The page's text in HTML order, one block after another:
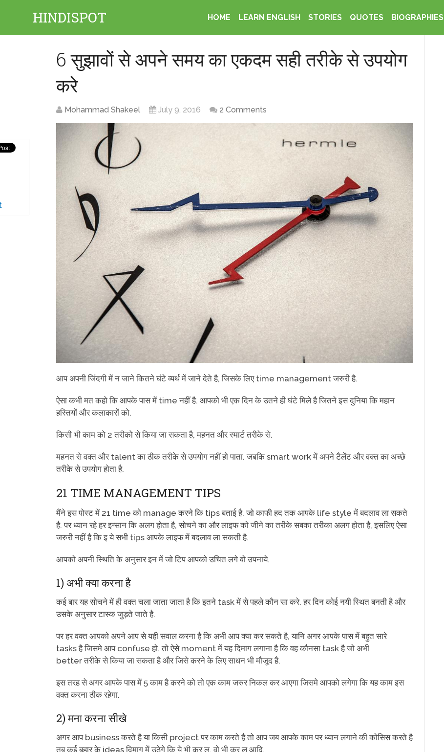
HINDISPOT HOME LEARN ENGLISH STORIES QUOTES BIOGRAPHIES
6 सुझावों से अपने समय का एकदम सही तरीके से उपयोग
करे
Mohammad Shakeel July 9, 2016 2 Comments
आप अपनी जिंदगी में न जाने कितने घंटे व्यर्थ में जाने देते है, जिसके लिए time management जरुरी है.
ऐसा कभी मत कहो कि आपके पास में time नहीं है. आपको भी एक दिन के उतने ही घंटे मिले है जितने इस दुनिया कि महान
हस्तियों और कलाकारों को.
किसी भी काम को 2 तरीको से किया जा सकता है, महनत और स्मार्ट तरीके से.
महनत से वक्त और talent का ठीक तरीके से उपयोग नहीं हो पाता. जबकि smart work में अपने टैलेंट और वक्त का अच्छे
तरीके से उपयोग होता है.
21 TIME MANAGEMENT TIPS
मैंने इस पोस्ट में 21 time को manage करने कि tips बताई है. जो काफी हद तक आपके life style में बदलाव ला सकते
है. पर ध्यान रहे हर इन्सान कि अलग होता है, सोचने का और लाइफ को जीने का तरीके सबका तरीका अलग होता है, इसलिए ऐसा
जरुरी नहीं है कि इ ये सभी tips आपके लाइफ में बदलाव ला सकती है.
आपको अपनी स्थिति के अनुसार इन में जो टिप आपको उचित लगे वो उपनाये.
1) अभी क्या करना है
कई बार यह सोचने में ही वक्त चला जाता जाता है कि इतने task में से पहले कौन सा करे. हर दिन कोई नयी स्थित बनती है और
उसके अनुसार टास्क जुड़ते जाते है.
पर हर वक्त आपको अपने आप से यही सवाल करना है कि अभी आप क्या कर सकते है, यानि अगर आपके पास में बहुत सारे
tasks है जिसमे आप confuse हो. तो ऐसे moment में यह दिमाग लगाना है कि वह कौनसा task है जो अभी
better तरीके से किया जा सकता है और जिसे करने के लिए साधन भी मौजूद है.
इस तरह से अगर आपके पास में 5 काम है करने को तो एक काम जरुर निकल कर आएगा जिसमे आपको लगेगा कि यह काम इस
वक्त करना ठीक रहेगा.
2) मना करना सीखे
अगर आप business करते है या किसी project पर काम करते है तो आप जब आपके काम पर ध्यान लगाने की कोसिस करते है
तब कई बहार के ideas दिमाग में उठेगे कि ये भी कर लू, वो भी कर लू आदि.